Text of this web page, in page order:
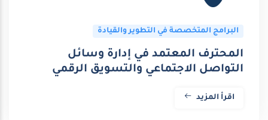
البرامج المتخصصة في التطوير والقيادة
المحترف المعتمد في إدارة وسائل
التواصل الاجتماعي والتسويق الرقمي
اقرأ المزيد